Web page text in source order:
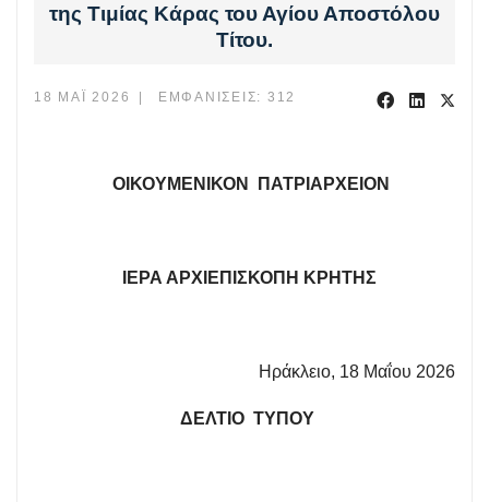
της Τιμίας Κάρας του Αγίου Αποστόλου
Τίτου.
18 ΜΆΙ 2026 ΕΜΦΑΝΊΣΕΙΣ: 312
ΟΙΚΟΥΜΕΝΙΚΟΝ ΠΑΤΡΙΑΡΧΕΙΟΝ
ΙΕΡΑ ΑΡΧΙΕΠΙΣΚΟΠΗ ΚΡΗΤΗΣ
Ηράκλειο, 18 Μαΐου 2026
ΔΕΛΤΙΟ ΤΥΠΟΥ